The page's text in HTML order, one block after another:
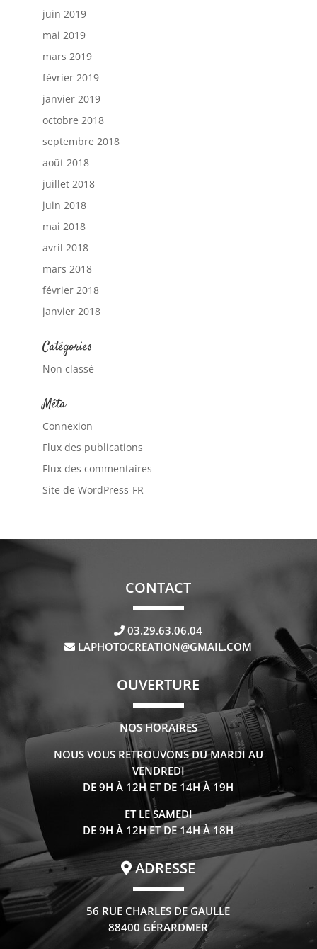
juin 2019
mai 2019
mars 2019
février 2019
janvier 2019
octobre 2018
septembre 2018
août 2018
juillet 2018
juin 2018
mai 2018
avril 2018
mars 2018
février 2018
janvier 2018
Catégories
Non classé
Méta
Connexion
Flux des publications
Flux des commentaires
Site de WordPress-FR
CONTACT
03.29.63.06.04
LAPHOTOCREATION@GMAIL.COM
OUVERTURE
NOS HORAIRES
NOUS VOUS RETROUVONS DU MARDI AU
VENDREDI
DE 9H À 12H ET DE 14H À 19H
ET LE SAMEDI
DE 9H À 12H ET DE 14H À 18H
ADRESSE
56 RUE CHARLES DE GAULLE
88400 GÉRARDMER